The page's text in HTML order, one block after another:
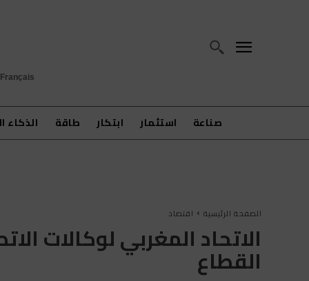
Français
صناعة استثمار ابتكار طاقة الذكاء
الصفحة الرئيسية اقتصاد
الاتحاد المغربي لوكالات
القطاع